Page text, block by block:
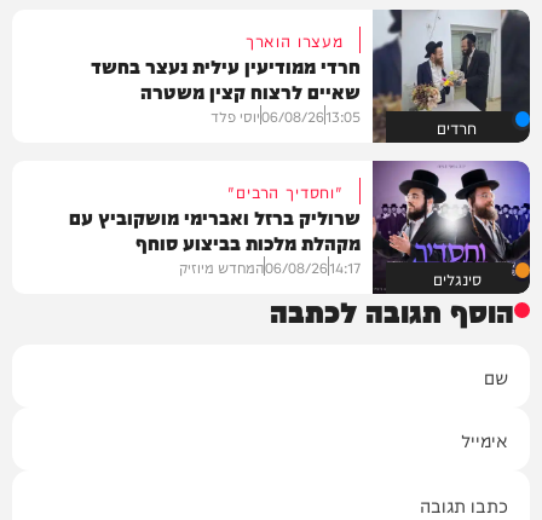
חרדים
מעצרו הוארך
חרדי ממודיעין עילית נעצר בחשד
שאיים לרצוח קצין משטרה
13:05
06/08/26יוסי פלד
סינגלים
"וחסדיך הרבים"
שרוליק ברזל ואברימי מושקוביץ עם
מקהלת מלכות בביצוע סוחף
14:17
06/08/26המחדש מיוזיק
הוסף תגובה לכתבה